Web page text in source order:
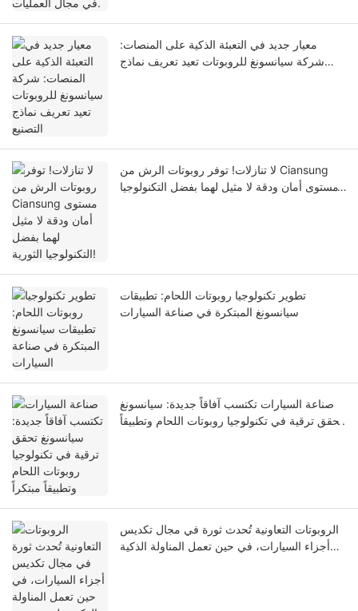
معيار جديد في التعبئة الذكية على المنصات:
شركة سيانسونغ للروبوتات تعيد تعريف نماذج
لا تنازلات! توفر روبوتات الرش من Ciansung
مستوى أمان ودقة لا مثيل لهما بفضل التكنولوجيا
تطوير تكنولوجيا روبوتات اللحام: تطبيقات
سيانسونغ المبتكرة في صناعة السيارات
صناعة السيارات تكتسب آفاقاً جديدة: سيانسونغ
تحقق ترقية في تكنولوجيا روبوتات اللحام وتطبيقاً
الروبوتات التعاونية تُحدث ثورة في مجال تكديس
أجزاء السيارات، في حين تعمل المناولة الذكية